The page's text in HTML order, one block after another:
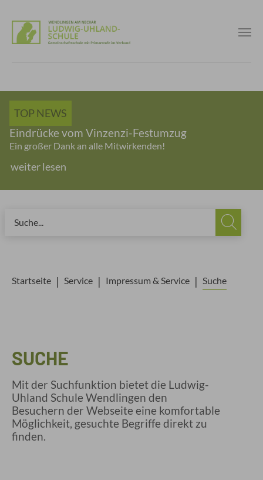
TOP NEWS
Eindrücke vom Vinzenzi-Festumzug
Ein großer Dank an alle Mitwirkenden!
weiter lesen
Startseite
Service Impressum & Service Suche
SUCHE
Mit der Suchfunktion bietet die Ludwig-
Uhland Schule Wendlingen den
Besuchern der Webseite eine komfortable
Möglichkeit, gesuchte Begriffe direkt zu
finden.